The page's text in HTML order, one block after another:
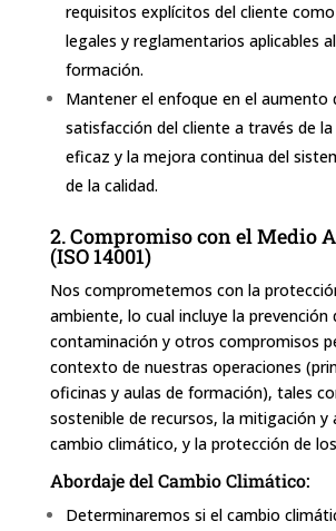
requisitos explícitos del cliente
legales y reglamentarios aplicables
formación.
Mantener el enfoque en el aumento
satisfacción del cliente a través de
eficaz y la mejora continua del
de la calidad.
2. Compromiso con el Medio
(ISO 14001)
Nos comprometemos con la
ambiente, lo cual incluye la prevención
contaminación y otros compromisos
contexto de nuestras operaciones
oficinas y aulas de formación), tales
sostenible de recursos, la mitigación y
cambio climático, y la protección de
Abordaje del Cambio Climático:
Determinaremos si el cambio